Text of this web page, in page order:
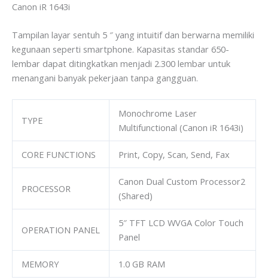
Canon iR 1643i
Tampilan layar sentuh 5 ″ yang intuitif dan berwarna memiliki
kegunaan seperti smartphone. Kapasitas standar 650-
lembar dapat ditingkatkan menjadi 2.300 lembar untuk
menangani banyak pekerjaan tanpa gangguan.
TYPE
Monochrome Laser
Multifunctional (Canon iR 1643i)
CORE FUNCTIONS Print, Copy, Scan, Send, Fax
PROCESSOR
Canon Dual Custom Processor2
(Shared)
OPERATION PANEL
5″ TFT LCD WVGA Color Touch
Panel
MEMORY 1.0 GB RAM